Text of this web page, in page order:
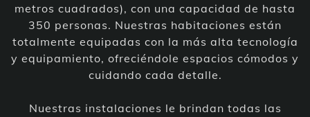
metros cuadrados), con una capacidad de hasta
350 personas. Nuestras habitaciones están
totalmente equipadas con la más alta tecnología
y equipamiento, ofreciéndole espacios cómodos y
cuidando cada detalle.
Nuestras instalaciones le brindan todas las